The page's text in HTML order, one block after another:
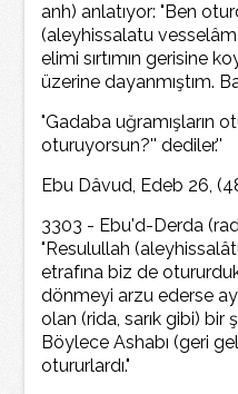
anh) anlatıyor: "Ben
(aleyhissalatu
elimi sırtımın gerisine
üzerine dayanmıştım.
"Gadaba uğramışların
oturuyorsun?'' dediler.''
Ebu Dâvud, Edeb 26,
3303 - Ebu'd-Derda
"Resulullah
etrafına biz de
dönmeyi arzu ederse
olan (rida, sarık gibi) bir
Böylece Ashabı (geri
otururlardı."